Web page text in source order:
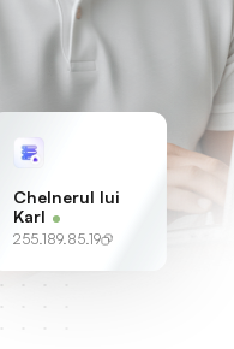
Chelnerul lui
Karl
255.189.85.19